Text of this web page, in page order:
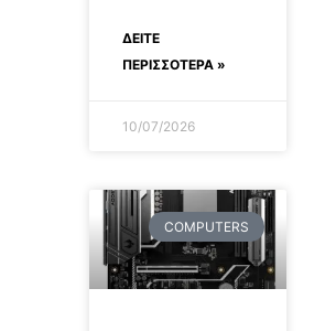
ΔΕΊΤΕ
ΠΕΡΙΣΣΟΤΕΡΑ »
10/07/2026
COMPUTERS